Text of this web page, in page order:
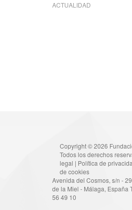
ACTUALIDAD
Copyright © 2026
Todos los derechos
legal | Política de
de cookies
Avenida del Cosmos, s/n -
de la Miel - Málaga, España
56 49 10